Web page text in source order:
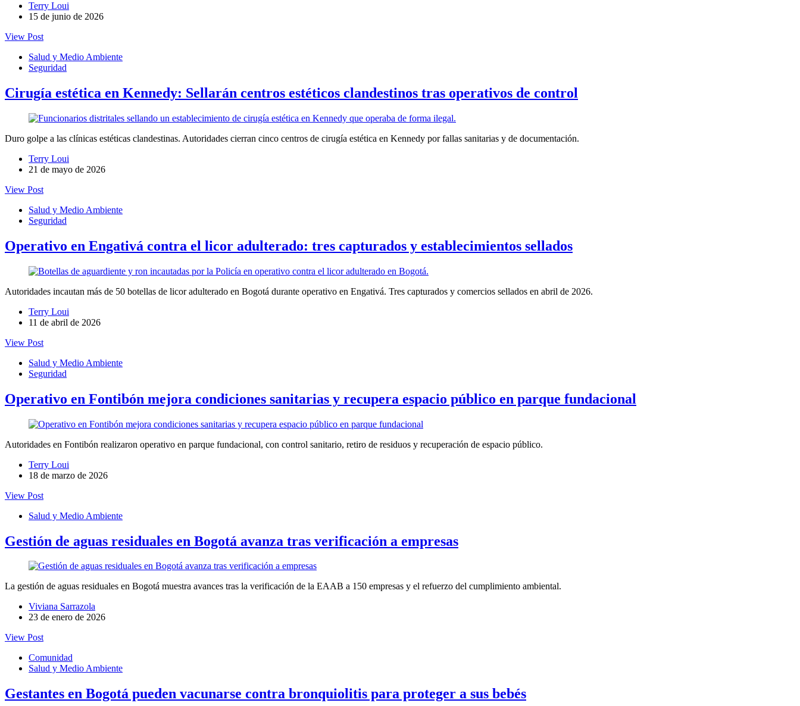
Terry Loui
15 de junio de 2026
View Post
Salud y Medio Ambiente
Seguridad
Cirugía estética en Kennedy: Sellarán centros estéticos clandestinos tras operativos de control
Duro golpe a las clínicas estéticas clandestinas. Autoridades cierran cinco centros de cirugía estética en Kennedy por fallas sanitarias y de documentación.
Terry Loui
21 de mayo de 2026
View Post
Salud y Medio Ambiente
Seguridad
Operativo en Engativá contra el licor adulterado: tres capturados y establecimientos sellados
Autoridades incautan más de 50 botellas de licor adulterado en Bogotá durante operativo en Engativá. Tres capturados y comercios sellados en abril de 2026.
Terry Loui
11 de abril de 2026
View Post
Salud y Medio Ambiente
Seguridad
Operativo en Fontibón mejora condiciones sanitarias y recupera espacio público en parque fundacional
Autoridades en Fontibón realizaron operativo en parque fundacional, con control sanitario, retiro de residuos y recuperación de espacio público.
Terry Loui
18 de marzo de 2026
View Post
Salud y Medio Ambiente
Gestión de aguas residuales en Bogotá avanza tras verificación a empresas
La gestión de aguas residuales en Bogotá muestra avances tras la verificación de la EAAB a 150 empresas y el refuerzo del cumplimiento ambiental.
Viviana Sarrazola
23 de enero de 2026
View Post
Comunidad
Salud y Medio Ambiente
Gestantes en Bogotá pueden vacunarse contra bronquiolitis para proteger a sus bebés